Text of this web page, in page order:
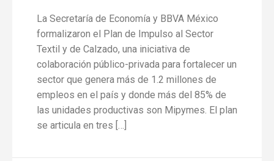
La Secretaría de Economía y BBVA México
formalizaron el Plan de Impulso al Sector
Textil y de Calzado, una iniciativa de
colaboración público-privada para fortalecer un
sector que genera más de 1.2 millones de
empleos en el país y donde más del 85% de
las unidades productivas son Mipymes. El plan
se articula en tres […]